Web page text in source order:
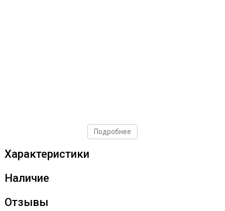
Подробнее
Характеристики
Наличие
Отзывы